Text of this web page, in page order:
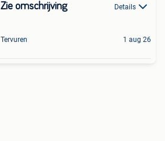
Zie omschrijving Details
Tervuren 1 aug 26